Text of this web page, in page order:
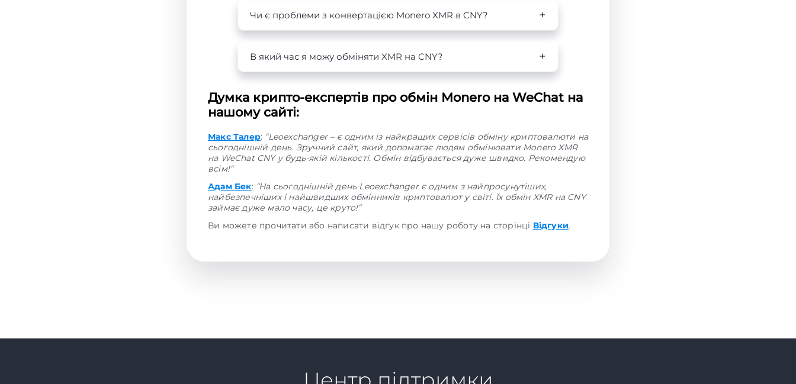
Чи є проблеми з конвертацією Monero XMR в CNY?
В який час я можу обміняти XMR на CNY?
Думка крипто-експертів про обмін Monero на WeChat на
нашому сайті:
Макс Талер: “Leoexchanger – є одним із найкращих сервісів обміну криптовалюти на
сьогоднішній день. Зручний сайт, який допомагає людям обмінювати Monero XMR
на WeChat CNY у будь-якій кількості. Обмін відбувається дуже швидко. Рекомендую
всім!“
Адам Бек: “На сьогоднішній день Leoexchanger є одним з найпросунутіших,
найбезпечніших і найшвидших обмінників криптовалют у світі. Їх обмін XMR на CNY
займає дуже мало часу, це круто!”
Ви можете прочитати або написати відгук про нашу роботу на сторінці Відгуки.